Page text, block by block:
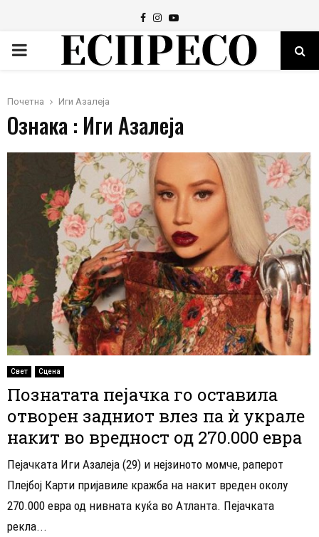
Facebook
Instagram
Youtube
PRIMARY
Почетна Иги Азалеја
Ознака : Иги Азалеја
Свет Сцена
Познатата пејачка го оставила
отворен задниот влез па ѝ украле
накит во вредност од 270.000 евра
Пејачката Иги Азалеја (29) и нејзиното момче, раперот
Плејбој Карти пријавиле кражба на накит вреден околу
270.000 евра од нивната куќа во Атланта. Пеjачката
рекла...